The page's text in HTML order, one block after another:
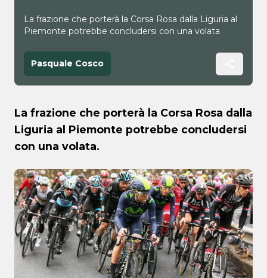
La frazione che porterà la Corsa Rosa dalla Liguria al
Piemonte potrebbe concludersi con una volata
Pasquale Cosco
La frazione che porterà la Corsa Rosa dalla
Liguria al Piemonte potrebbe concludersi
con una volata.